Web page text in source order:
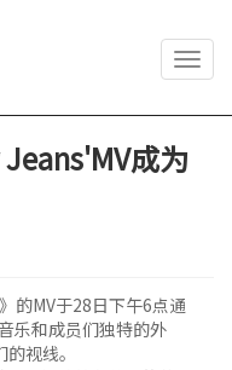
成为
的MV于28日下午6点通
乐和成员们独特的外
视线。